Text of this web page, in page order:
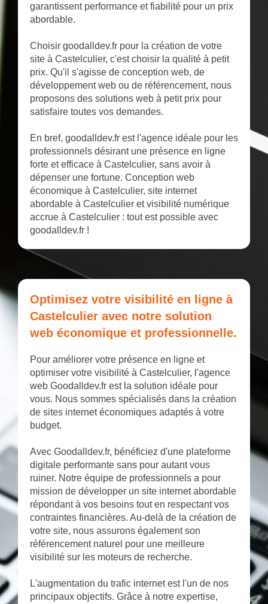
garantissent performance et fiabilité pour un prix
abordable.
Choisir goodalldev.fr pour la création de votre
site à Castelculier, c'est choisir la qualité à petit
prix. Qu'il s'agisse de conception web, de
développement web ou de référencement, nous
proposons des solutions web à petit prix pour
satisfaire toutes vos demandes.
En bref, goodalldev.fr est l'agence idéale pour les
professionnels désirant une présence en ligne
forte et efficace à Castelculier, sans avoir à
dépenser une fortune. Conception web
économique à Castelculier, site internet
abordable à Castelculier et visibilité numérique
accrue à Castelculier : tout est possible avec
goodalldev.fr !
Optimisez votre visibilité en ligne à
Castelculier avec notre solution
web économique et professionnelle.
Pour améliorer votre présence en ligne et
optimiser votre visibilité à Castelculier, l'agence
web Goodalldev.fr est la solution idéale pour
vous. Nous sommes spécialisés dans la création
de sites internet économiques adaptés à votre
budget.
Avec Goodalldev.fr, bénéficiez d'une plateforme
digitale performante sans pour autant vous
ruiner. Notre équipe de professionnels a pour
mission de développer un site internet abordable
répondant à vos besoins tout en respectant vos
contraintes financières. Au-delà de la création de
votre site, nous assurons également son
référencement naturel pour une meilleure
visibilité sur les moteurs de recherche.
L'augmentation du trafic internet est l'un de nos
principaux objectifs. Grâce à notre expertise,